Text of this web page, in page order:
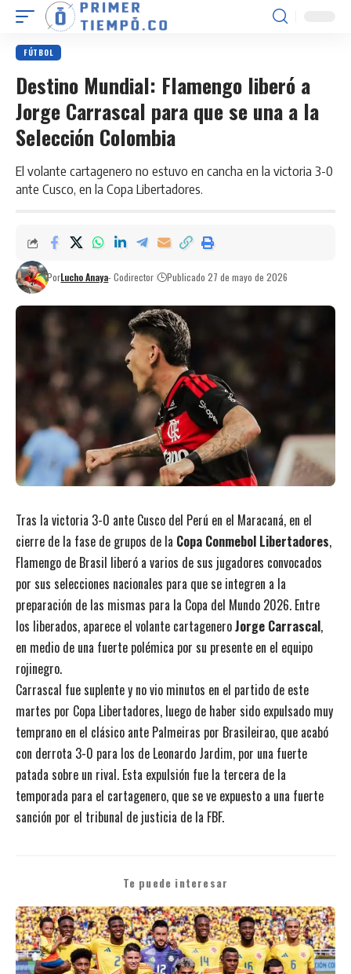
FÚTBOL
Destino Mundial: Flamengo liberó a
Jorge Carrascal para que se una a la
Selección Colombia
El volante cartagenero no estuvo en cancha en la victoria 3-0
ante Cusco, en la Copa Libertadores.
PorLucho Anaya- Codirector Publicado 27 de mayo de 2026
Tras la victoria 3-0 ante Cusco del Perú en el Maracaná, en el
cierre de la fase de grupos de la Copa Conmebol Libertadores,
Flamengo de Brasil liberó a varios de sus jugadores convocados
por sus selecciones nacionales para que se integren a la
preparación de las mismas para la Copa del Mundo 2026. Entre
los liberados, aparece el volante cartageneroJorge Carrascal,
en medio de una fuerte polémica por su presente en el equipo
rojinegro.
Carrascal fue suplente y no vio minutos en el partido de este
martes por Copa Libertadores, luego de haber sido expulsado muy
temprano en el clásico ante Palmeiras por Brasileirao, que acabó
con derrota 3-0 para los de Leonardo Jardim, por una fuerte
patada sobre un rival. Esta expulsión fue la tercera de la
temporada para el cartagenero, que se ve expuesto a una fuerte
sanción por el tribunal de justicia de la FBF.
Te puede interesar